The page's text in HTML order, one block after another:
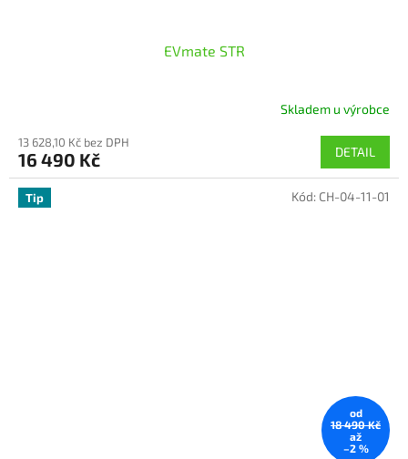
EVmate STR
Skladem u výrobce
13 628,10 Kč bez DPH
16 490 Kč DETAIL
Tip
od
18 490 Kč
až
–2 %
Kód: CH-04-11-01